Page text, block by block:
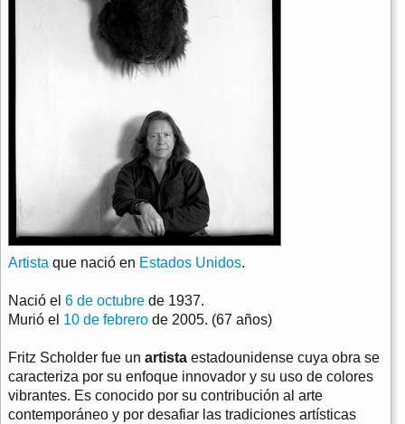
Artista que nació en Estados Unidos.
Nació el 6 de octubre de 1937.
Murió el 10 de febrero de 2005. (67 años)
Fritz Scholder fue un artista estadounidense cuya obra se
caracteriza por su enfoque innovador y su uso de colores
vibrantes. Es conocido por su contribución al arte
contemporáneo y por desafiar las tradiciones artísticas